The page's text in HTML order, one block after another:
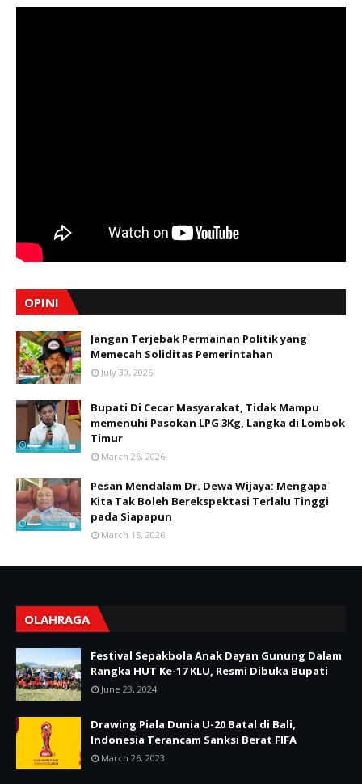
OPINI
Jangan Terjebak Permainan Politik yang
Memecah Soliditas Pemerintahan
July 30, 2026
Bupati Di Cecar Masyarakat, Tidak Mampu
memenuhi Pasokan LPG 3Kg, Langka di Lombok
Timur
March 26, 2026
Pesan Mendalam Dr. Dewa Wijaya: Mengapa
Kita Tak Boleh Berekspektasi Terlalu Tinggi
pada Siapapun
March 15, 2026
OLAHRAGA
Festival Sepakbola Anak Dayan Gunung Dalam
Rangka HUT Ke-17 KLU, Resmi Dibuka Bupati
June 23, 2024
Drawing Piala Dunia U-20 Batal di Bali,
Indonesia Terancam Sanksi Berat FIFA
March 26, 2023